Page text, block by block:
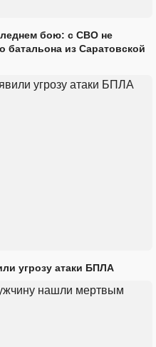
бою: с СВО не
батальона из Саратовской
угрозу атаки БПЛА